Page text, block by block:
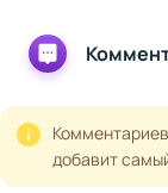
добавит